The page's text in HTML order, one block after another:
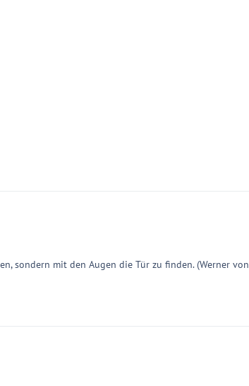
sondern mit den Augen die Tür zu finden. (Werner von